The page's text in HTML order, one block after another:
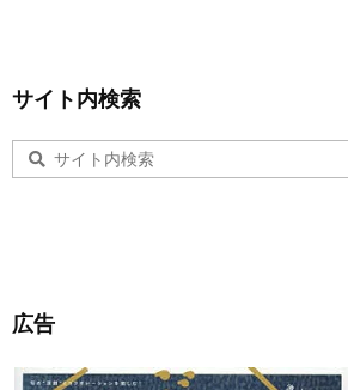
サイト内検索
広告